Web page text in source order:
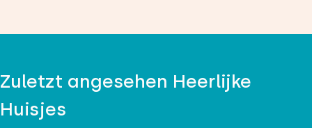
Zuletzt angesehen Heerlijke
Huisjes